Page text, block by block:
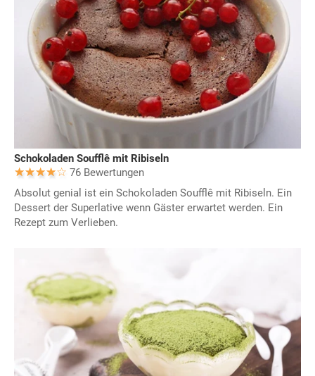
Schokoladen Soufflê mit Ribiseln
76 Bewertungen
Absolut genial ist ein Schokoladen Soufflê mit Ribiseln. Ein
Dessert der Superlative wenn Gäster erwartet werden. Ein
Rezept zum Verlieben.